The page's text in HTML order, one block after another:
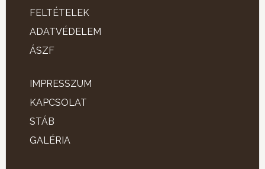
FELTÉTELEK
ADATVÉDELEM
ÁSZF
IMPRESSZUM
KAPCSOLAT
STÁB
GALÉRIA